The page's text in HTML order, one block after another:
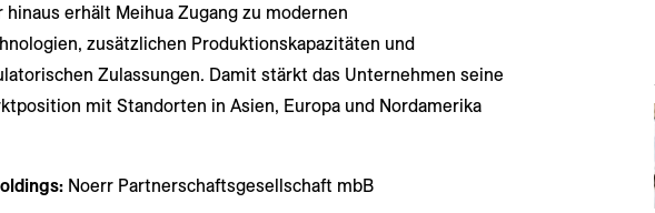
erhält Meihua Zugang zu modernen
zusätzlichen Produktionskapazitäten und
Zulassungen. Damit stärkt das Unternehmen seine
mit Standorten in Asien, Europa und Nordamerika
Noerr Partnerschaftsgesellschaft mbB